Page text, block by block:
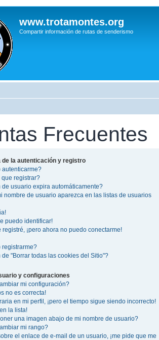
www.trotamontes.org
Compartir información de rutas de senderismo
Frecuentes
de la autenticación y registro
autenticarme?
registrar?
usuario expira automáticamente?
nombre de usuario aparezca en las listas de usuarios
puedo identificar!
registré, ¡pero ahora no puedo conectarme!
registrarme?
"Borrar todas las cookies del Sitio"?
y configuraciones
mi configuración?
no es correcta!
en mi perfil, ¡pero el tiempo sigue siendo incorrecto!
la lista!
una imagen abajo de mi nombre de usuario?
mi rango?
el enlace de e-mail de un usuario, ¡me pide que me